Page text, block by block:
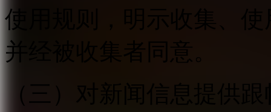
使用规则，明示收集、
并经被收集者同意。
（三）对新闻信息提供